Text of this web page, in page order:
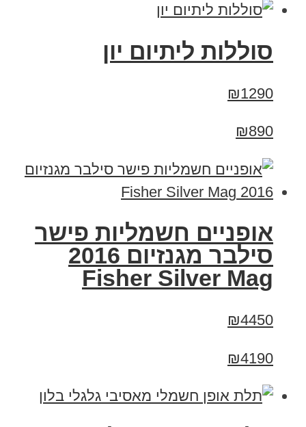
סוללות ליתיום יון
₪1290
₪890
אופניים חשמליות פישר
סילבר מגנזיום 2016
Fisher Silver Mag
₪4450
₪4190